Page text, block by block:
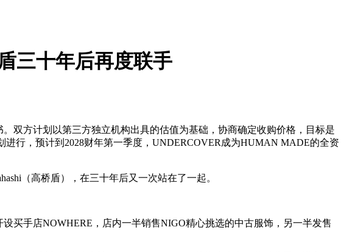
三十年后再度联手
双方计划以第三方独立机构出具的估值为基础，协商确定收购价格，目标是
行，预计到2028财年第一季度，UNDERCOVER成为HUMAN MADE的全资
（高桥盾），在三十年后又一次站在了一起。
买手店NOWHERE，店内一半销售NIGO精心挑选的中古服饰，另一半发售